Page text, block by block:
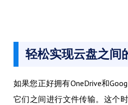
轻松实现云盘之间
如果您正好拥有OneDrive和
它们之间进行文件传输。这个